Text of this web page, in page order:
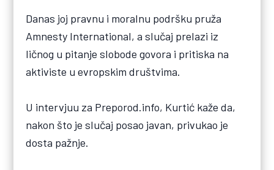
Danas joj pravnu i moralnu podršku pruža
Amnesty International, a slučaj prelazi iz
ličnog u pitanje slobode govora i pritiska na
aktiviste u evropskim društvima.
U intervjuu za Preporod.info, Kurtić kaže da,
nakon što je slučaj posao javan, privukao je
dosta pažnje.